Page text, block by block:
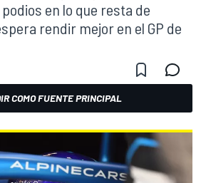
en lo que resta de
rendir mejor en el GP de
COMO FUENTE PRINCIPAL